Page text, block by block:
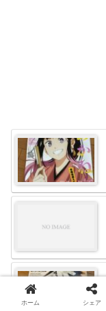
ホーム シェア